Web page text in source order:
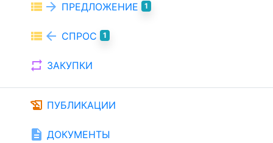
view_list arrow_forward ПРЕДЛОЖЕНИЕ 1
view_list arrow_back СПРОС 1
repeat ЗАКУПКИ
history_edu ПУБЛИКАЦИИ
description ДОКУМЕНТЫ